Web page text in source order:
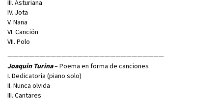
III. Asturiana
IV. Jota
V. Nana
VI. Canción
VII. Polo
—————————————————————————————
Joaquin Turina– Poema en forma de canciones
I. Dedicatoria (piano solo)
II. Nunca olvida
III. Cantares